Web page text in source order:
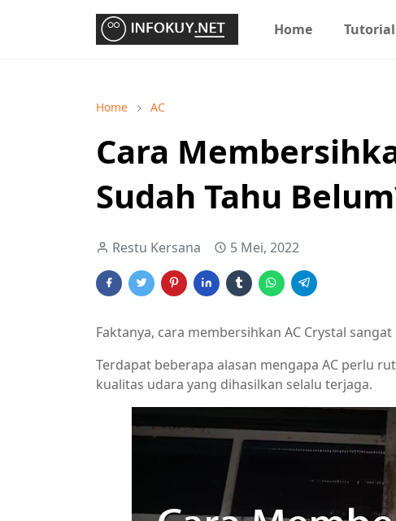
Home Tutorial
Home AC
Cara
Sudah Tahu
Restu Kersana 5 Mei, 2022
Faktanya, cara membersihkan AC Crystal
Terdapat beberapa alasan mengapa AC perlu
kualitas udara yang dihasilkan selalu terjaga.